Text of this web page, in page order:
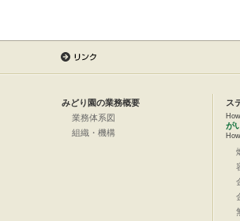
みどり園の業務概要
業務体系図
組織・機構
ス
が